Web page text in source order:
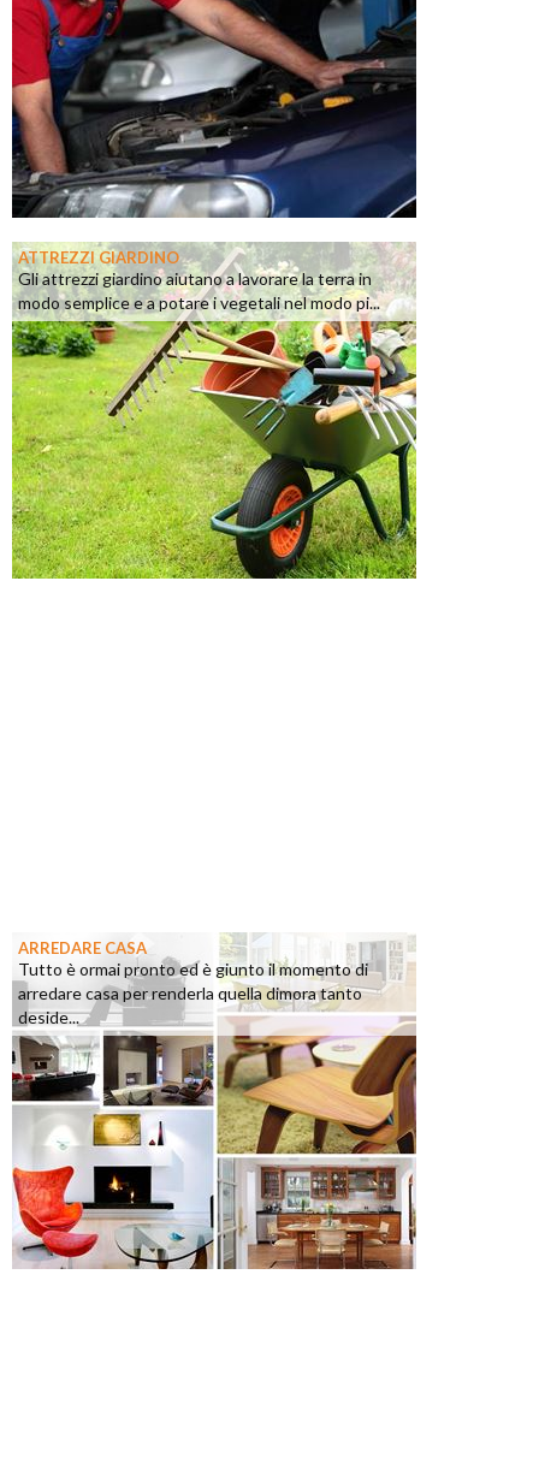
ATTREZZI GIARDINO
Gli attrezzi giardino aiutano a lavorare la terra in
modo semplice e a potare i vegetali nel modo pi...
ARREDARE CASA
Tutto è ormai pronto ed è giunto il momento di
arredare casa per renderla quella dimora tanto
deside...